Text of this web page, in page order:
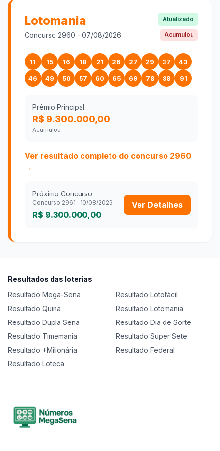
Lotomania
Concurso 2960 - 07/08/2026
Atualizado
Acumulou
11 15 16 18 21 26 27 29 37 43
46 49 50 57 60 65 69 78 88 91
Prêmio Principal
R$ 9.300.000,00
Acumulou
Ver resultado completo do concurso 2960
→
Próximo Concurso
Concurso 2961 · 10/08/2026
R$ 9.300.000,00
Ver Detalhes
Resultados das loterias
Resultado Mega-Sena Resultado Lotofácil
Resultado Quina Resultado Lotomania
Resultado Dupla Sena Resultado Dia de Sorte
Resultado Timemania Resultado Super Sete
Resultado +Milionária Resultado Federal
Resultado Loteca